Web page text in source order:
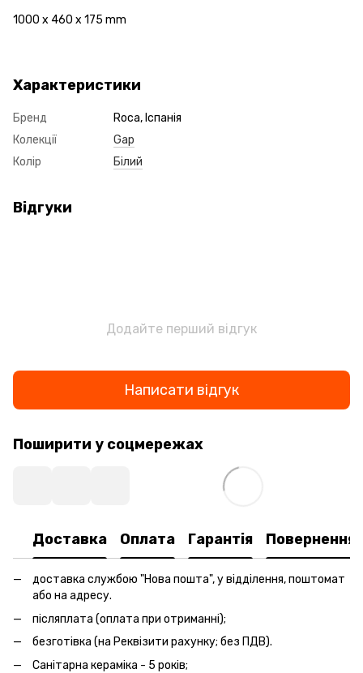
1000 x 460 x 175 mm
Характеристики
Бренд
Roca, Іспанія
Колекції
Gap
Колір
Білий
Відгуки
Додайте перший відгук
Написати відгук
Поширити у соцмережах
Доставка Оплата Гарантія Повернення
доставка службою "Нова пошта", у відділення, поштомат
або на адресу.
післяплата (оплата при отриманні);
безготівка (на Реквізити рахунку; без ПДВ).
Санітарна кераміка - 5 років;